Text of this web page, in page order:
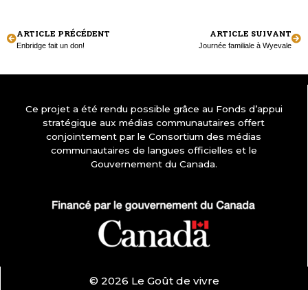
ARTICLE PRÉCÉDENT
Enbridge fait un don!
ARTICLE SUIVANT
Journée familiale à Wyevale
Ce projet a été rendu possible grâce au Fonds d’appui
stratégique aux médias communautaires offert
conjointement par le Consortium des médias
communautaires de langues officielles et le
Gouvernement du Canada.
© 2026 Le Goût de vivre